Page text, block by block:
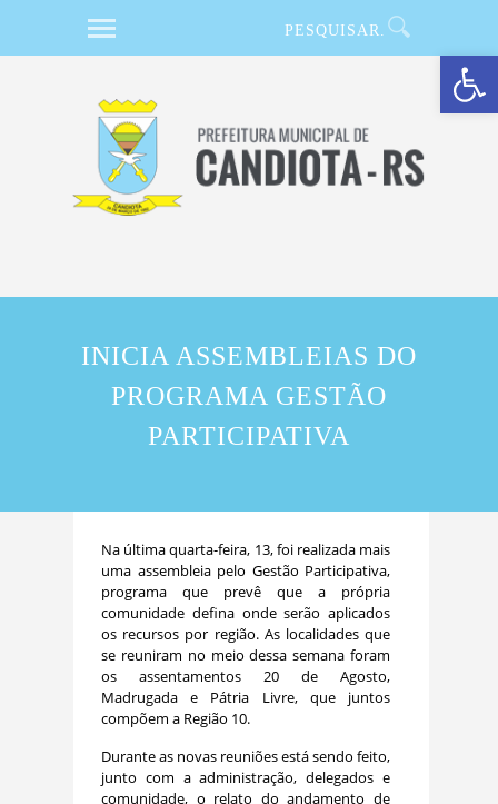
Barra de Ferramentas Aberta
INICIA ASSEMBLEIAS DO
PROGRAMA GESTÃO
PARTICIPATIVA
Na última quarta-feira, 13, foi realizada mais
uma assembleia pelo Gestão Participativa,
programa que prevê que a própria
comunidade defina onde serão aplicados
os recursos por região. As localidades que
se reuniram no meio dessa semana foram
os assentamentos 20 de Agosto,
Madrugada e Pátria Livre, que juntos
compõem a Região 10.
Durante as novas reuniões está sendo feito,
junto com a administração, delegados e
comunidade, o relato do andamento de